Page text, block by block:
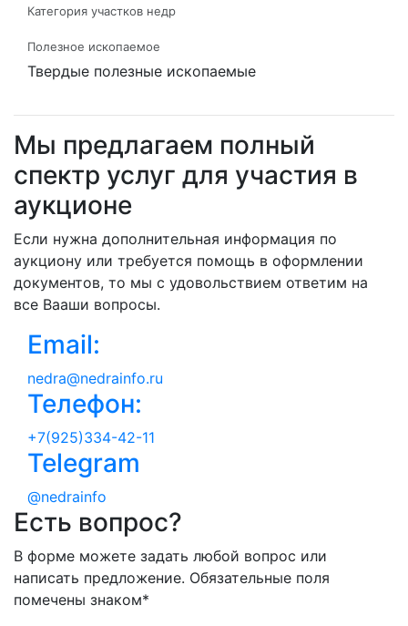
Категория участков недр
Полезное ископаемое
Твердые полезные ископаемые
Мы предлагаем полный
спектр услуг для участия в
аукционе
Если нужна дополнительная информация по
аукциону или требуется помощь в оформлении
документов, то мы с удовольствием ответим на
все Вааши вопросы.
Email:
nedra@nedrainfo.ru
Телефон:
+7(925)334-42-11
Telegram
@nedrainfo
Есть вопрос?
В форме можете задать любой вопрос или
написать предложение. Обязательные поля
помечены знаком*